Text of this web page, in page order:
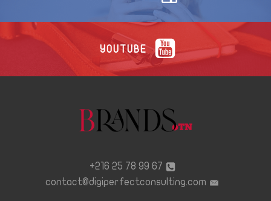
YOUTUBE
67 99 78 25 216+
contact@digiperfectconsulting.com